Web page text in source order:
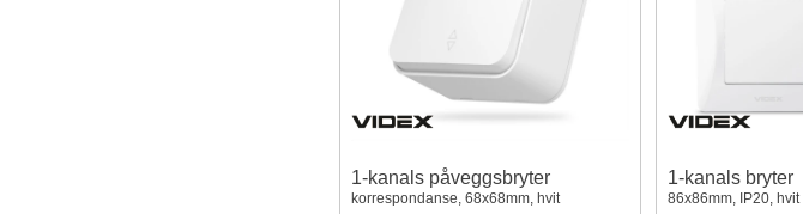
1-kanals påveggsbryter
korrespondanse, 68x68mm, hvit
1-kanals bryter
86x86mm, IP20, hvit